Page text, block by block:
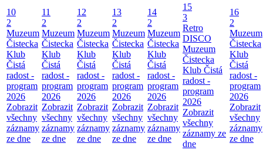
10
2
Muzeum
Čistecka
Klub
Čistá
radost -
program
2026
Zobrazit
všechny
záznamy
ze dne
11
2
Muzeum
Čistecka
Klub
Čistá
radost -
program
2026
Zobrazit
všechny
záznamy
ze dne
12
2
Muzeum
Čistecka
Klub
Čistá
radost -
program
2026
Zobrazit
všechny
záznamy
ze dne
13
2
Muzeum
Čistecka
Klub
Čistá
radost -
program
2026
Zobrazit
všechny
záznamy
ze dne
14
2
Muzeum
Čistecka
Klub
Čistá
radost -
program
2026
Zobrazit
všechny
záznamy
ze dne
15
3
Retro
DISCO
Muzeum
Čistecka
Klub Čistá
radost -
program
2026
Zobrazit
všechny
záznamy ze
dne
16
2
Muzeum
Čistecka
Klub
Čistá
radost -
program
2026
Zobrazit
všechny
záznamy
ze dne